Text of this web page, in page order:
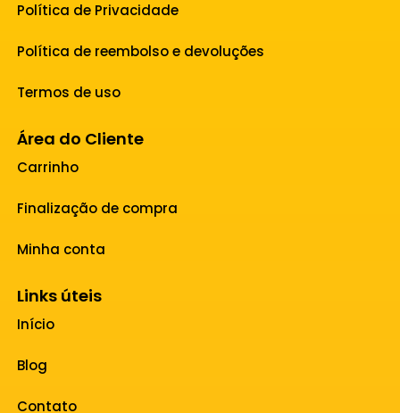
Política de Privacidade
Política de reembolso e devoluções
Termos de uso
Área do Cliente
Carrinho
Finalização de compra
Minha conta
Links úteis
Início
Blog
Contato